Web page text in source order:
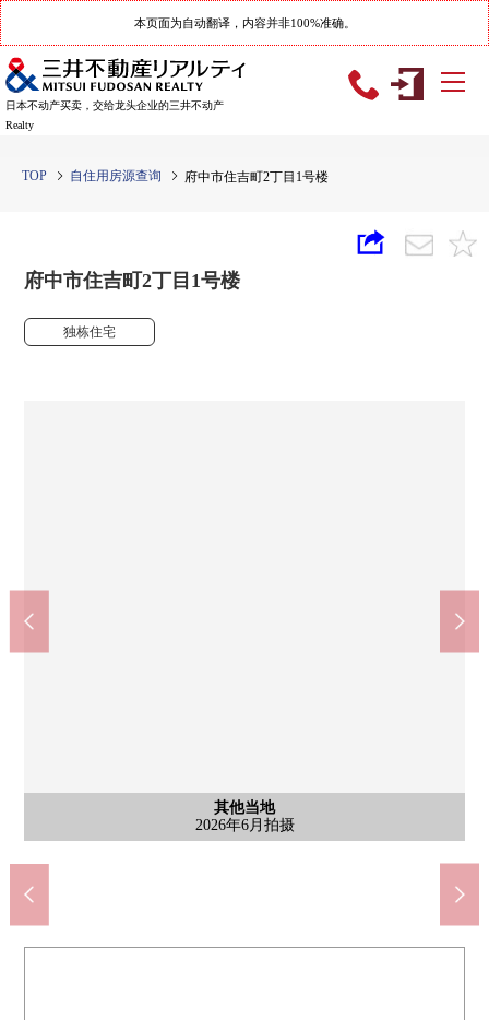
本页面为自动翻译，内容并非100%准确。
日本不动产买卖，交给龙头企业的三井不动产
Realty
TOP 自住用房源查询 府中市住吉町2丁目1号楼
府中市住吉町2丁目1号楼
独栋住宅
其他当地
2026年6月拍摄
其他当地
2026年6月拍摄
其他当地
2026年6月拍摄
其他当地
2026年6月拍摄
其他当地
2026年6月拍摄
其他当地
2026年6月拍摄
其他当地
2026年6月拍摄
府中市立住吉小学(约200m)
市立第8中学(约1300m)
西友中河原商店(约460m)
LIFE府中中河原商店(约600m)
minedoraggu中河原站前店(约450m)
住吉町儿童公园(约250m)